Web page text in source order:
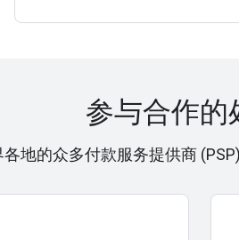
参与合作的
各地的众多付款服务提供商